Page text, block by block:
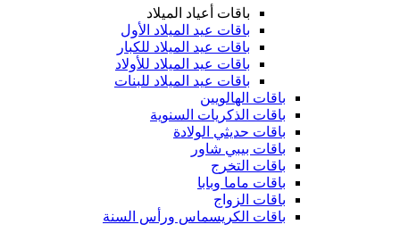
باقات أعياد الميلاد
باقات عيد الميلاد الأول
باقات عيد الميلاد للكبار
باقات عيد الميلاد للأولاد
باقات عيد الميلاد للبنات
باقات الهالويين
باقات الذكريات السنوية
باقات حديثي الولادة
باقات بيبي شاور
باقات التخرج
باقات ماما وبابا
باقات الزواج
باقات الكريسماس ورأس السنة